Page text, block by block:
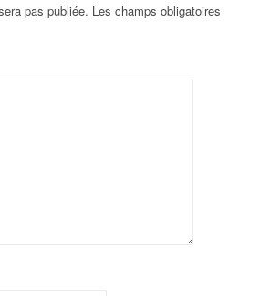
pas publiée. Les champs obligatoires